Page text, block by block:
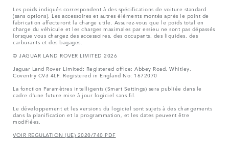
Les poids indiqués correspondent à des spécifications de voiture standard
(sans options). Les accessoires et autres éléments montés après le point de
fabrication affecteront la charge utile. Assurez-vous que le poids total en
charge du véhicule et les charges maximales par essieu ne sont pas dépassés
lorsque vous chargez des accessoires, des occupants, des liquides, des
carburants et des bagages.
© JAGUAR LAND ROVER LIMITED 2026
Jaguar Land Rover Limited: Registered office: Abbey Road, Whitley,
Coventry CV3 4LF. Registered in England No: 1672070
La fonction Paramètres intelligents (Smart Settings) sera publiée dans le
cadre d’une future mise à jour logiciel sans fil.
Le développement et les versions du logiciel sont sujets à des changements
dans la planification et la programmation, et les dates peuvent être
modifiées.
VOIR REGULATION (UE) 2020/740 PDF